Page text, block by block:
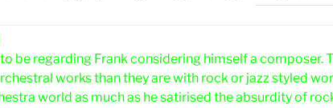
be regarding Frank considering himself a composer.
works than they are with rock or jazz styled
world as much as he satirised the absurdity of